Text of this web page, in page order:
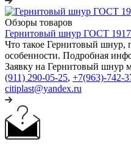
Обзоры товаров
Гернитовый шнур ГОСТ
Что такое Гернитовый шнур,
особенности. Подробная
Заявку на Гернитовый шнур
(911) 290-05-25, +7(963)-742-
citiplast@yandex.ru